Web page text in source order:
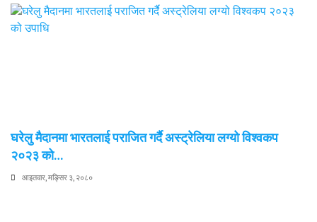
घरेलु मैदानमा भारतलाई पराजित गर्दै अस्ट्रेलिया लग्यो विश्वकप
२०२३ को…
आइतवार, मङ्सिर ३, २०८०